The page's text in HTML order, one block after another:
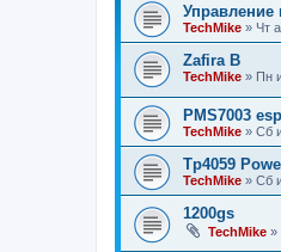
Управление
TechMike » Чт
Zafira B
TechMike » Пн
PMS7003
TechMike » Сб
Tp4059
TechMike » Сб
1200gs
TechMike »